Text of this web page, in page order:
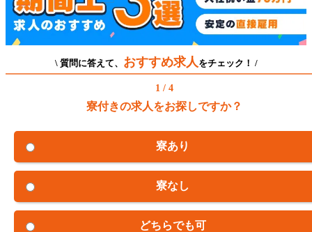
\ 質問に答えて、 おすすめ求人 をチェック！ /
1 / 4
寮付きの求人をお探しですか？
寮あり
寮なし
どちらでも可